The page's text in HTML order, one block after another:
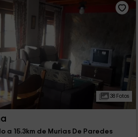
38 Fotos
a 15.3km de Murias De Paredes